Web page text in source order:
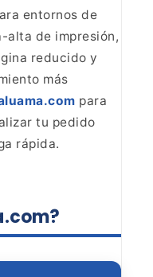
entornos de
alta de impresión,
reducido y
más
para
tu pedido
rápida.